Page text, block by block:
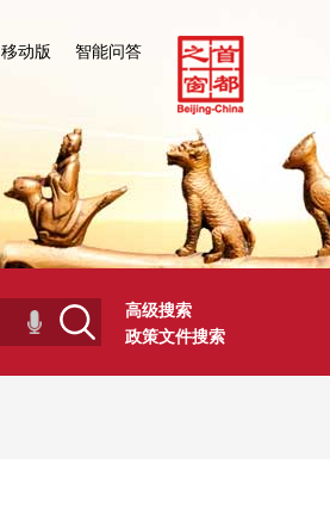
移动版 智能问答
高级搜索
政策文件搜索